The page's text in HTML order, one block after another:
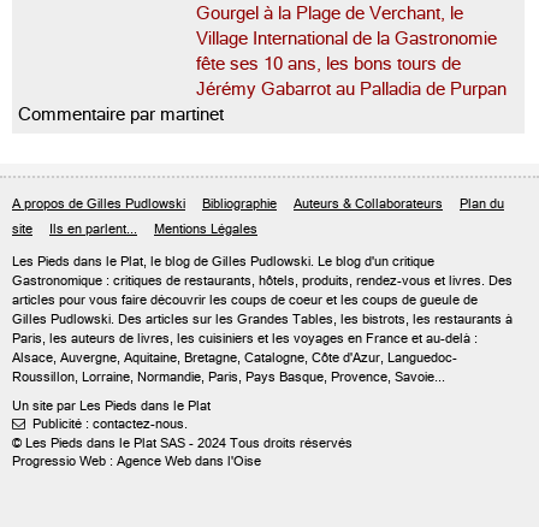
Gourgel à la Plage de Verchant, le
Village International de la Gastronomie
fête ses 10 ans, les bons tours de
Jérémy Gabarrot au Palladia de Purpan
Commentaire par martinet
A propos de Gilles Pudlowski Bibliographie Auteurs & Collaborateurs
Plan du
site
Ils en parlent... Mentions Légales
Les Pieds dans le Plat, le blog de Gilles Pudlowski. Le blog d'un critique
Gastronomique : critiques de restaurants, hôtels, produits, rendez-vous et livres. Des
articles pour vous faire découvrir les coups de coeur et les coups de gueule de
Gilles Pudlowski. Des articles sur les Grandes Tables, les bistrots, les restaurants à
Paris, les auteurs de livres, les cuisiniers et les voyages en France et au-delà :
Alsace, Auvergne, Aquitaine, Bretagne, Catalogne, Côte d'Azur, Languedoc-
Roussillon, Lorraine, Normandie, Paris, Pays Basque, Provence, Savoie...
Un site par Les Pieds dans le Plat
 Publicité : contactez-nous.
© Les Pieds dans le Plat SAS - 2024 Tous droits réservés
Progressio Web : Agence Web dans l'Oise